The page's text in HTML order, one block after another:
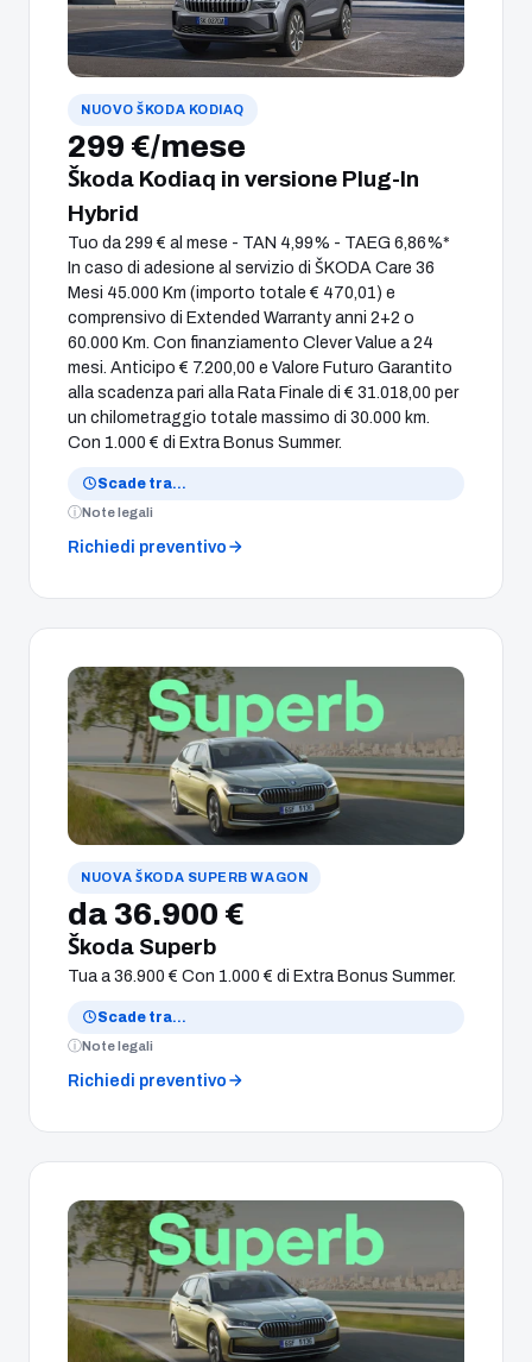
NUOVO ŠKODA KODIAQ
299 €/mese
Škoda Kodiaq in versione Plug-In
Hybrid
Tuo da 299 € al mese - TAN 4,99% - TAEG 6,86%*
In caso di adesione al servizio di ŠKODA Care 36
Mesi 45.000 Km (importo totale € 470,01) e
comprensivo di Extended Warranty anni 2+2 o
60.000 Km. Con finanziamento Clever Value a 24
mesi. Anticipo € 7.200,00 e Valore Futuro Garantito
alla scadenza pari alla Rata Finale di € 31.018,00 per
un chilometraggio totale massimo di 30.000 km.
Con 1.000 € di Extra Bonus Summer.
Scade tra…
Note legali
Richiedi preventivo
NUOVA ŠKODA SUPERB WAGON
da 36.900 €
Škoda Superb
Tua a 36.900 € Con 1.000 € di Extra Bonus Summer.
Scade tra…
Note legali
Richiedi preventivo